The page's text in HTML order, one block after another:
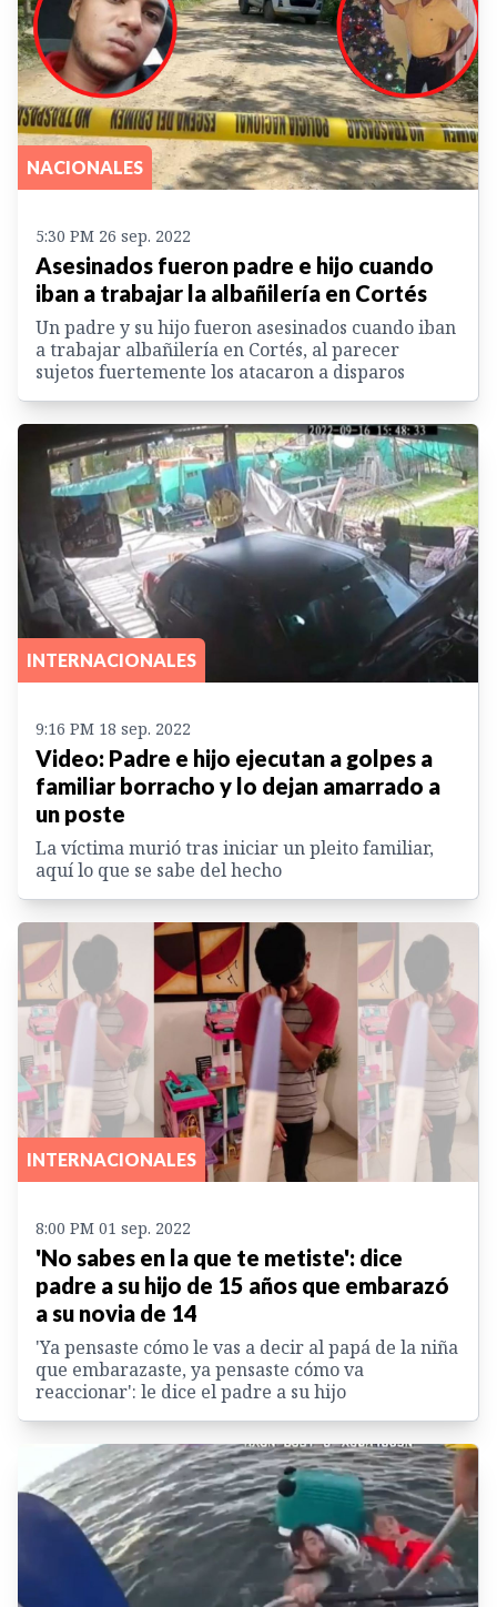
NACIONALES
5:30 PM 26 sep. 2022
Asesinados fueron padre e hijo cuando
iban a trabajar la albañilería en Cortés
Un padre y su hijo fueron asesinados cuando iban
a trabajar albañilería en Cortés, al parecer
sujetos fuertemente los atacaron a disparos
INTERNACIONALES
9:16 PM 18 sep. 2022
Video: Padre e hijo ejecutan a golpes a
familiar borracho y lo dejan amarrado a
un poste
La víctima murió tras iniciar un pleito familiar,
aquí lo que se sabe del hecho
INTERNACIONALES
8:00 PM 01 sep. 2022
'No sabes en la que te metiste': dice
padre a su hijo de 15 años que embarazó
a su novia de 14
'Ya pensaste cómo le vas a decir al papá de la niña
que embarazaste, ya pensaste cómo va
reaccionar': le dice el padre a su hijo